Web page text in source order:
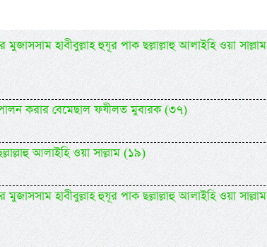
হাবীবুল্লাহ হুযূর পাক ছল্লাল্লাহু আলাইহি ওয়া সাল্লাম
পালন করার বেমেছাল ফযীলত মুবারক (৩৭)
আলাইহি ওয়া সাল্লাম (১৯)
হাবীবুল্লাহ হুযূর পাক ছল্লাল্লাহু আলাইহি ওয়া সাল্লাম